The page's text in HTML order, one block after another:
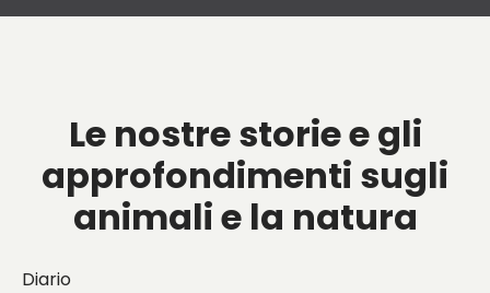
Le nostre storie e gli
approfondimenti sugli
animali e la natura
Diario